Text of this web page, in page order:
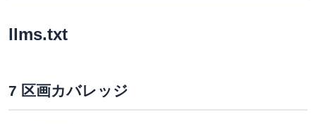
llms.txt
7 区画カバレッジ